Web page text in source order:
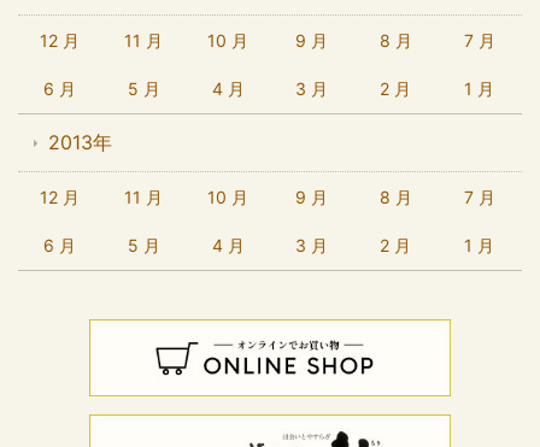
12 月 11 月 10 月 9 月 8 月 7 月
6 月 5 月 4 月 3 月 2 月 1 月
2013年
12 月 11 月 10 月 9 月 8 月 7 月
6 月 5 月 4 月 3 月 2 月 1 月